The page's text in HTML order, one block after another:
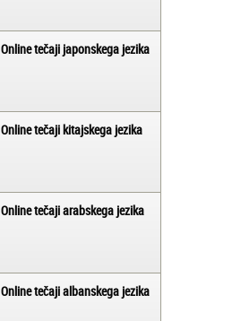
Online tečaji japonskega jezika
Online tečaji kitajskega jezika
Online tečaji arabskega jezika
Online tečaji albanskega jezika